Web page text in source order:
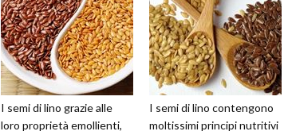
I semi di lino grazie alle
loro proprietà emollienti,
I semi di lino contengono
moltissimi principi nutritivi